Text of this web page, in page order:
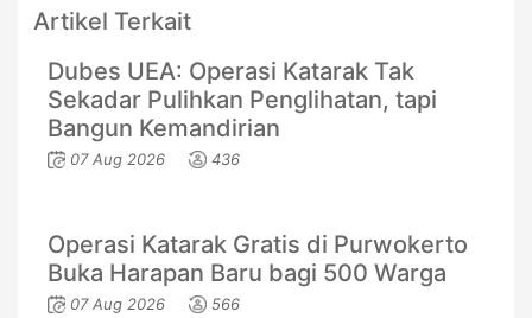
Artikel Terkait
Dubes UEA: Operasi Katarak Tak
Sekadar Pulihkan Penglihatan, tapi
Bangun Kemandirian
07 Aug 2026 436
Operasi Katarak Gratis di Purwokerto
Buka Harapan Baru bagi 500 Warga
07 Aug 2026 566